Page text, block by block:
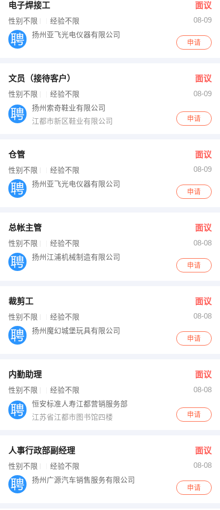
跟单
其他职位
电子焊接工 面议
性别不限 经验不限
08-09
扬州亚飞光电仪器有限公司
申请
文员（接待客户） 面议
性别不限 经验不限
08-09
扬州索奇鞋业有限公司
江都市新区鞋业有限公司
申请
仓管 面议
性别不限 经验不限
08-09
扬州亚飞光电仪器有限公司
申请
总帐主管 面议
性别不限 经验不限
08-08
扬州江浦机械制造有限公司
申请
裁剪工 面议
性别不限 经验不限
08-08
扬州魔幻城堡玩具有限公司
申请
内勤助理 面议
性别不限 经验不限
08-08
恒安标准人寿江都营销服务部
江苏省江都市图书馆四楼
申请
人事行政部副经理 面议
性别不限 经验不限
08-08
扬州广源汽车销售服务有限公司
申请